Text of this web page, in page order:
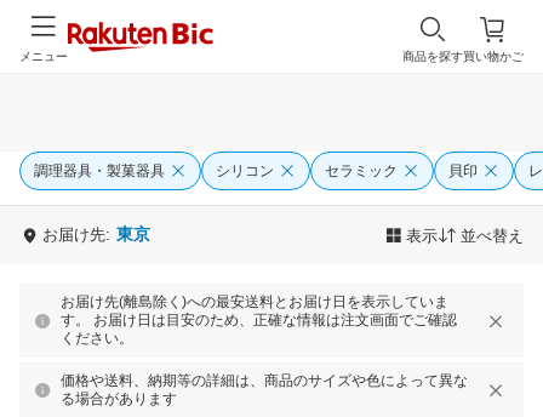
買い物かご
商品を探す
メニュー
調理器具・製菓器具 シリコン セラミック 貝印
お届け先: 東京 表示 並べ替え
お届け先(離島除く)への最安送料とお届け日を表示していま
す。 お届け日は目安のため、正確な情報は注文画面でご確認
ください。
価格や送料、納期等の詳細は、商品のサイズや色によって異な
る場合があります